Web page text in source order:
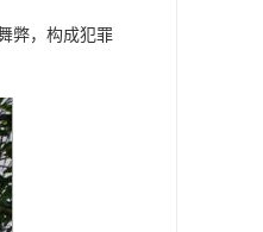
弊，构成犯罪